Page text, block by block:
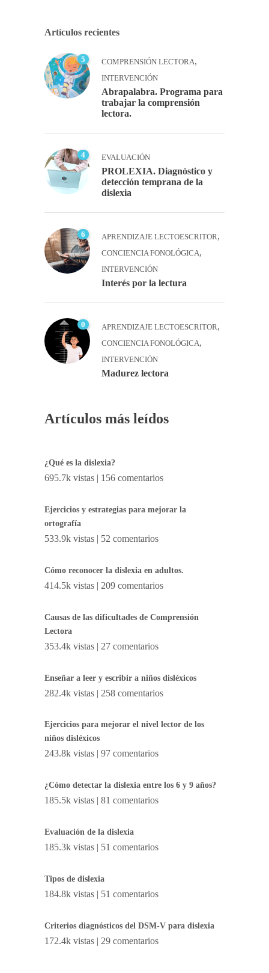
Artículos recientes
5 COMPRENSIÓN LECTORA,
INTERVENCIÓN
Abrapalabra. Programa para
trabajar la comprensión
lectora.
4 EVALUACIÓN
PROLEXIA. Diagnóstico y
detección temprana de la
dislexia
6 APRENDIZAJE LECTOESCRITOR,
CONCIENCIA FONOLÓGICA,
INTERVENCIÓN
Interés por la lectura
0 APRENDIZAJE LECTOESCRITOR,
CONCIENCIA FONOLÓGICA,
INTERVENCIÓN
Madurez lectora
Artículos más leídos
¿Qué es la dislexia?
695.7k vistas | 156 comentarios
Ejercicios y estrategias para mejorar la
ortografía
533.9k vistas | 52 comentarios
Cómo reconocer la dislexia en adultos.
414.5k vistas | 209 comentarios
Causas de las dificultades de Comprensión
Lectora
353.4k vistas | 27 comentarios
Enseñar a leer y escribir a niños disléxicos
282.4k vistas | 258 comentarios
Ejercicios para mejorar el nivel lector de los
niños disléxicos
243.8k vistas | 97 comentarios
¿Cómo detectar la dislexia entre los 6 y 9 años?
185.5k vistas | 81 comentarios
Evaluación de la dislexia
185.3k vistas | 51 comentarios
Tipos de dislexia
184.8k vistas | 51 comentarios
Criterios diagnósticos del DSM-V para dislexia
172.4k vistas | 29 comentarios